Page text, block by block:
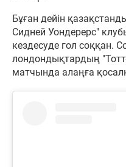
Бұған дейін
Сидней Уондерерс"
кездесуде гол соққан.
лондондықтардың
матчында алаңға